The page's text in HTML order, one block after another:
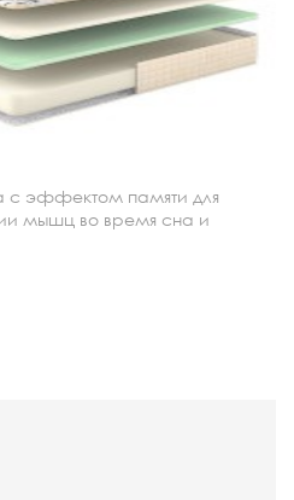
с эффектом памяти для
мышц во время сна и